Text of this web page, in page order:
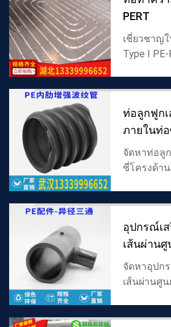
PERT
เชี่ยวชาญ
Type I
ทำความร้
ขายส่...
ท่อลูกฟูกเ
ภายในท่
จัดหาท่อลู
ซี่โครงด้า
ข้อมูลจำเ
ระบาย...
อุปกรณ์เ
เส้นผ่าน
เทียบท่าที
จัดหาอุปก
เส้นผ่านศู